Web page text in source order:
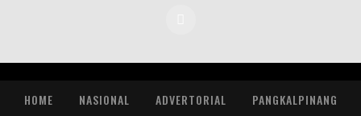
HOME NASIONAL ADVERTORIAL PANGKALPINANG